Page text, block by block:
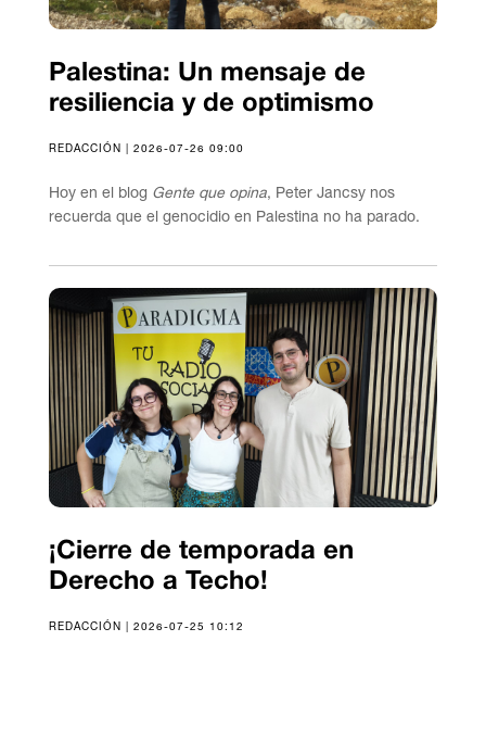
Palestina: Un mensaje de
resiliencia y de optimismo
REDACCIÓN | 2026-07-26 09:00
Hoy en el blog Gente que opina, Peter Jancsy nos
recuerda que el genocidio en Palestina no ha parado.
¡Cierre de temporada en
Derecho a Techo!
REDACCIÓN | 2026-07-25 10:12